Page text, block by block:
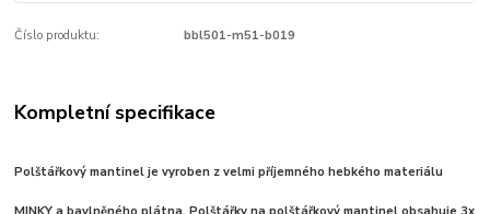
Číslo produktu: bbl501-m51-b019
Kompletní specifikace
Polštářkový mantinel je vyroben z velmi příjemného hebkého materiálu